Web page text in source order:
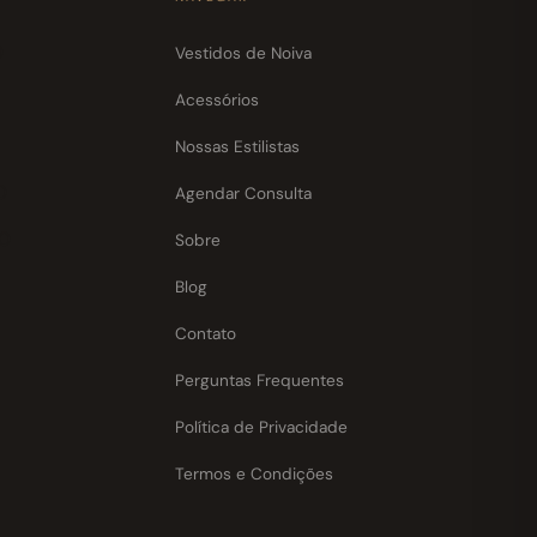
Vestidos de Noiva
Acessórios
Nossas Estilistas
Agendar Consulta
Sobre
Blog
Contato
Perguntas Frequentes
Política de Privacidade
Termos e Condições